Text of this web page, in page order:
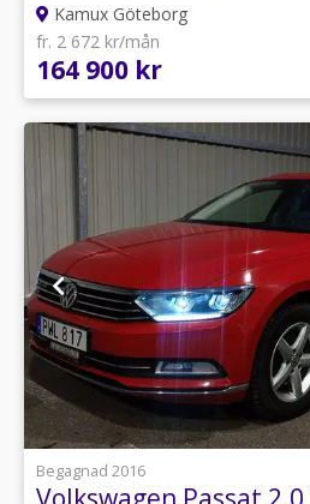
Kamux Göteborg
fr. 2 672 kr/mån
164 900 kr
1
Begagnad 2016